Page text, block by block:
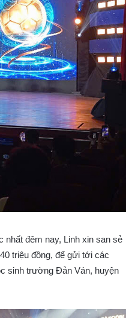
nhất đêm nay, Linh xin san sẻ
triệu đồng, để gửi tới các
sinh trường Đản Ván, huyện